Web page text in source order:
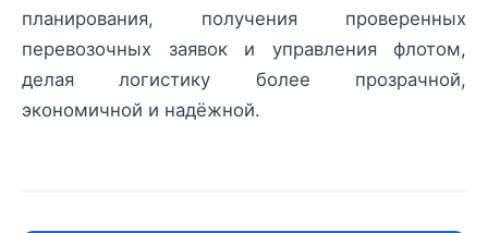
планирования, получения проверенных
перевозочных заявок и управления флотом,
делая логистику более прозрачной,
экономичной и надёжной.